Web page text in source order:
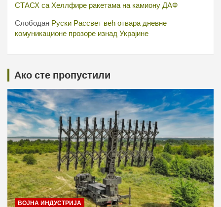
СТАСХ са Хеллфире ракетама на камиону ДАФ
Слободан Руски Рассвет већ отвара дневне
комуникационе прозоре изнад Украјине
Ако сте пропустили
ВОЈНА ИНДУСТРИЈА